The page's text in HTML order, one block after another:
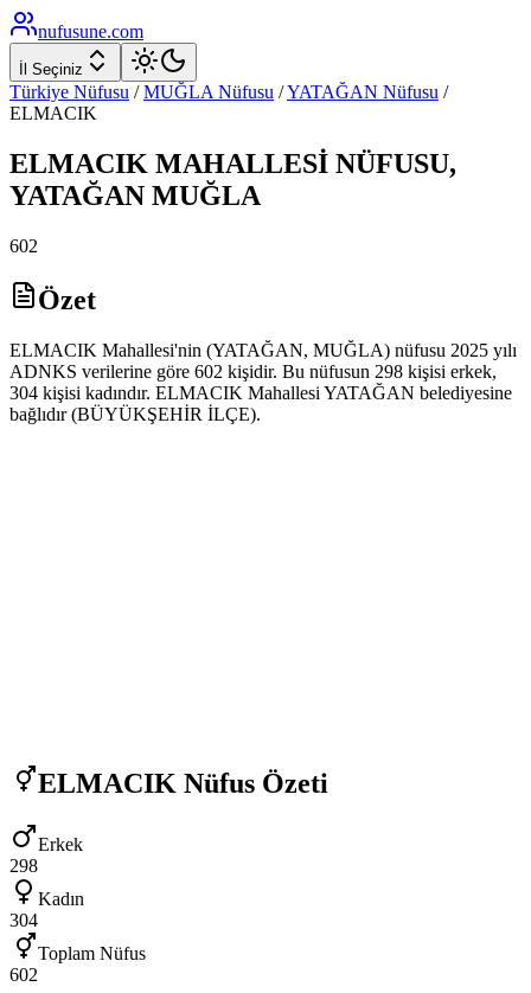
nufusune.com
İl Seçiniz
Türkiye Nüfusu / MUĞLA Nüfusu /YATAĞAN Nüfusu /
ELMACIK
ELMACIK MAHALLESİ NÜFUSU,
YATAĞAN MUĞLA
602
Özet
ELMACIK Mahallesi'nin (YATAĞAN, MUĞLA) nüfusu 2025 yılı
ADNKS verilerine göre 602 kişidir. Bu nüfusun 298 kişisi erkek,
304 kişisi kadındır. ELMACIK Mahallesi YATAĞAN belediyesine
bağlıdır (BÜYÜKŞEHİR İLÇE).
ELMACIK Nüfus Özeti
Erkek
298
Kadın
304
Toplam Nüfus
602